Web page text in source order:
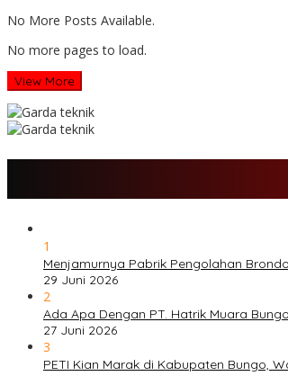
No More Posts Available.
No more pages to load.
View More
1
Menjamurnya Pabrik Pengolahan
29 Juni 2026
2
Ada Apa Dengan PT. Hatrik Muara
27 Juni 2026
3
PETI Kian Marak di Kabupaten Bungo,